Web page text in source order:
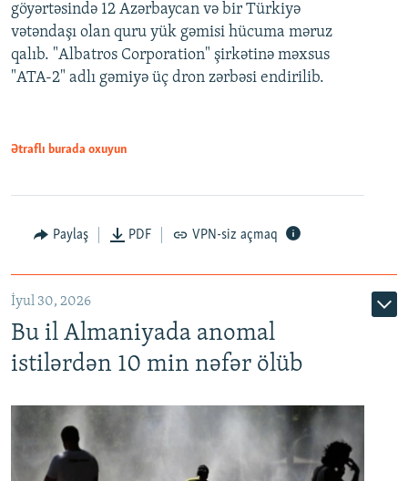
göyərtəsində 12 Azərbaycan və bir Türkiyə
vətəndaşı olan quru yük gəmisi hücuma məruz
qalıb. "Albatros Corporation" şirkətinə məxsus
"ATA-2" adlı gəmiyə üç dron zərbəsi endirilib.
Ətraflı burada oxuyun
Paylaş PDF VPN-siz açmaq
İyul 30, 2026
Bu il Almaniyada anomal
istilərdən 10 min nəfər ölüb